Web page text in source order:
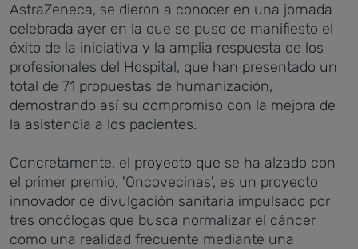
AstraZeneca, se dieron a conocer en una jornada
celebrada ayer en la que se puso de manifiesto el
éxito de la iniciativa y la amplia respuesta de los
profesionales del Hospital, que han presentado un
total de 71 propuestas de humanización,
demostrando así su compromiso con la mejora de
la asistencia a los pacientes.
Concretamente, el proyecto que se ha alzado con
el primer premio, 'Oncovecinas', es un proyecto
innovador de divulgación sanitaria impulsado por
tres oncólogas que busca normalizar el cáncer
como una realidad frecuente mediante una